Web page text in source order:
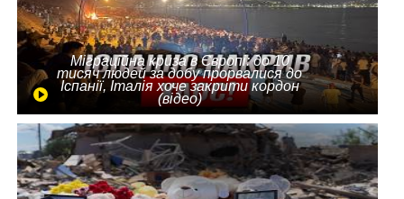
Міграційна криза в Європі: до 10
тисяч людей за добу прорвалися до
Іспанії, Італія хоче закрити кордон
(відео)